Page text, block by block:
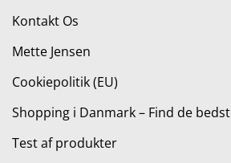
Kontakt Os
Mette Jensen
Cookiepolitik (EU)
Shopping i Danmark – Find de
Test af produkter